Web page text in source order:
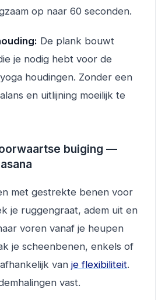
op naar 60 seconden.
De plank bouwt
je nodig hebt voor de
houdingen. Zonder een
en uitlijning moeilijk te
buiging —
met gestrekte benen voor
je ruggengraat, adem uit en
voren vanaf je heupen
je scheenbenen, enkels of
van je flexibiliteit.
vast.